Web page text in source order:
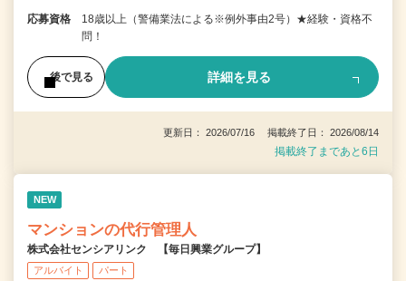
応募資格
18歳以上（警備業法による※例外事由2号）★経験・資格不
問！
後で見る 詳細を見る
更新日： 2026/07/16 掲載終了日： 2026/08/14
掲載終了まであと6日
NEW
マンションの代行管理人
株式会社センシアリンク 【毎日興業グループ】
アルバイト パート